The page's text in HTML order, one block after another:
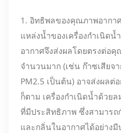
1. อิทธิพลของคุณภาพอากา
แหล่งน้ำของเครื่องกำเนิด
อากาศจึงส่งผลโดยตรงต่อ
จำนวนมาก (เช่น ก๊าซเสียจ
PM2.5 เป็นต้น) อาจส่งผลต่
ก็ตาม เครื่องกำเนิดน้ำด้วย
ที่มีประสิทธิภาพ ซึ่งสามารถ
และกลิ่นในอากาศได้อย่าง